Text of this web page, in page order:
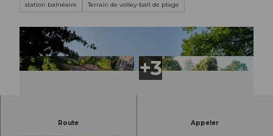
station balnéaire Terrain de volley-ball de plage
Route Appeler
Bienvenue à la plage de Tribschen - ton paradis